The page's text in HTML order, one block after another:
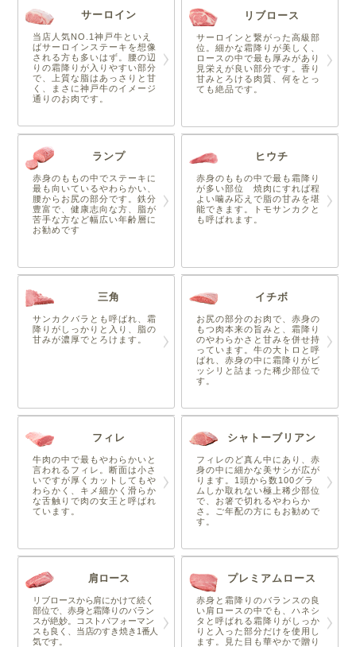
サーロイン
当店人気NO.1神戸牛といえ
ばサーロインステーキを想像
される方も多いはず。腰の辺
りの霜降りが入りやすい部分
で、上質な脂はあっさりと甘
く、まさに神戸牛のイメージ
通りのお肉です。
リブロース
サーロインと繋がった高級部
位。細かな霜降りが美しく、
ロースの中で最も厚みがあり
見栄えが良い部分です。香り
甘みとろける肉質、何をとっ
ても絶品です。
ランプ
赤身のももの中でステーキに
最も向いているやわらかい、
腰からお尻の部分です。鉄分
豊富で、健康志向な方、脂が
苦手な方など幅広い年齢層に
お勧めです
ヒウチ
赤身のももの中で最も霜降り
が多い部位 焼肉にすれば程
よい噛み応えで脂の甘みを堪
能できます。トモサンカクと
も呼ばれます。
三角
サンカクバラとも呼ばれ、霜
降りがしっかりと入り、脂の
甘みが濃厚でとろけます。
イチボ
お尻の部分のお肉で、赤身の
もつ肉本来の旨みと、霜降り
のやわらかさと甘みを併せ持
っています。牛の大トロと呼
ばれ、赤身の中に霜降りがビ
ッシリと詰まった稀少部位で
す。
フィレ
牛肉の中で最もやわらかいと
言われるフィレ。断面は小さ
いですが厚くカットしてもや
わらかく、キメ細かく滑らか
な舌触りで肉の女王と呼ばれ
ています。
シャトーブリアン
フィレのど真ん中にあり、赤
身の中に細かな美サシが広が
ります。1頭から数100グラ
ムしか取れない極上稀少部位
で、お箸で切れるやわらか
さ。ご年配の方にもお勧めで
す。
肩ロース
リブロースから肩にかけて続く
部位で、赤身と霜降りのバラン
スが絶妙。コストパフォーマン
スも良く、当店のすき焼き1番人
気です。
プレミアムロース
赤身と霜降りのバランスの良
い肩ロースの中でも、ハネシ
タと呼ばれる霜降りがしっか
りと入った部分だけを使用し
ます。見た目も華やかで贈り